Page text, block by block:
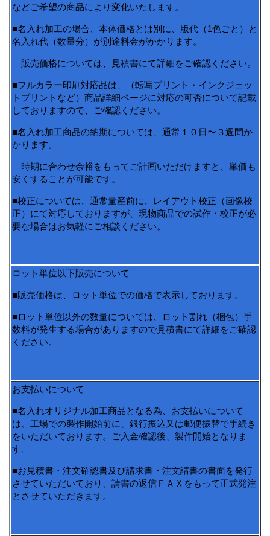
などご希望の商品により変化いたします。
■名入れ加工の場合、本体価格とは別に、版代（1色ごと）と
名入れ代（数量分）が別途料金がかかります。
販売価格については、見積書にて詳細をご確認ください。
■フルカラー印刷対応品は、（転写プリント・インクジェッ
トプリントなど）商品詳細ページに対応の可否について記載
しておりますので、ご確認ください。
■名入れ加工商品の納期については、通常１０日〜３週間か
かります。
時期に合わせ余裕をもってご計画いただけますと、単価も
安くすることが可能です。
■校正については、通常量産前に、レイアウト校正（画像校
正）にて対応しておりますが、現物商品での試作・校正が必
要な場合はお気軽にご相談ください。
ロット単位以下販売について
■販売価格は、ロット単位での価格で表示しております。
■ロット単位以外の数量については、ロット割れ（梱包）手
数料が発生する場合がありますので見積書にて詳細をご確認
ください。
お支払いについて
■名入れオリジナル加工商品となる為、お支払いについて
は、工場での製作開始前に、銀行振込又は郵便振替で手続き
をいただいております。ご入金確認後、製作開始となりま
す。
■お見積書・注文確認書及び請求書・注文請書の書面を発行
させていただいており、請書の返信ＦＡＸをもって正式発注
とさせていただきます。